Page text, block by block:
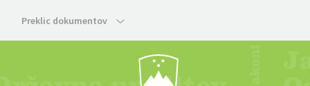
Preklic dokumentov